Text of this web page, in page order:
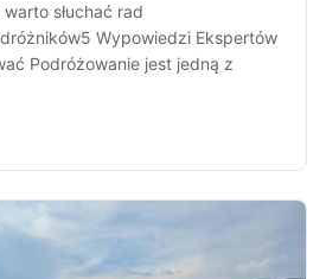
słuchać rad
Wypowiedzi Ekspertów
Podróżowanie jest jedną z